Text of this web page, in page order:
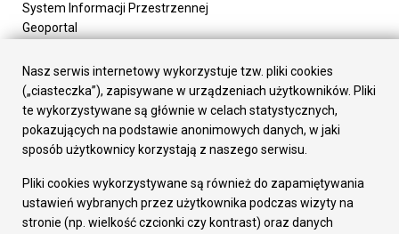
System Informacji Przestrzennej
Geoportal
Załatw sprawę
Prezydent Miasta
Rada Miasta
Wydziały
Elektroniczna Skrzynka Podawcza
Gospodarka
Fundusze europejskie
Środki krajowe
Nasz serwis internetowy wykorzystuje tzw. pliki cookies
(„ciasteczka”), zapisywane w urządzeniach użytkowników. Pliki
te wykorzystywane są głównie w celach statystycznych,
pokazujących na podstawie anonimowych danych, w jaki
sposób użytkownicy korzystają z naszego serwisu.
Pliki cookies wykorzystywane są również do zapamiętywania
ustawień wybranych przez użytkownika podczas wizyty na
stronie (np. wielkość czcionki czy kontrast) oraz danych